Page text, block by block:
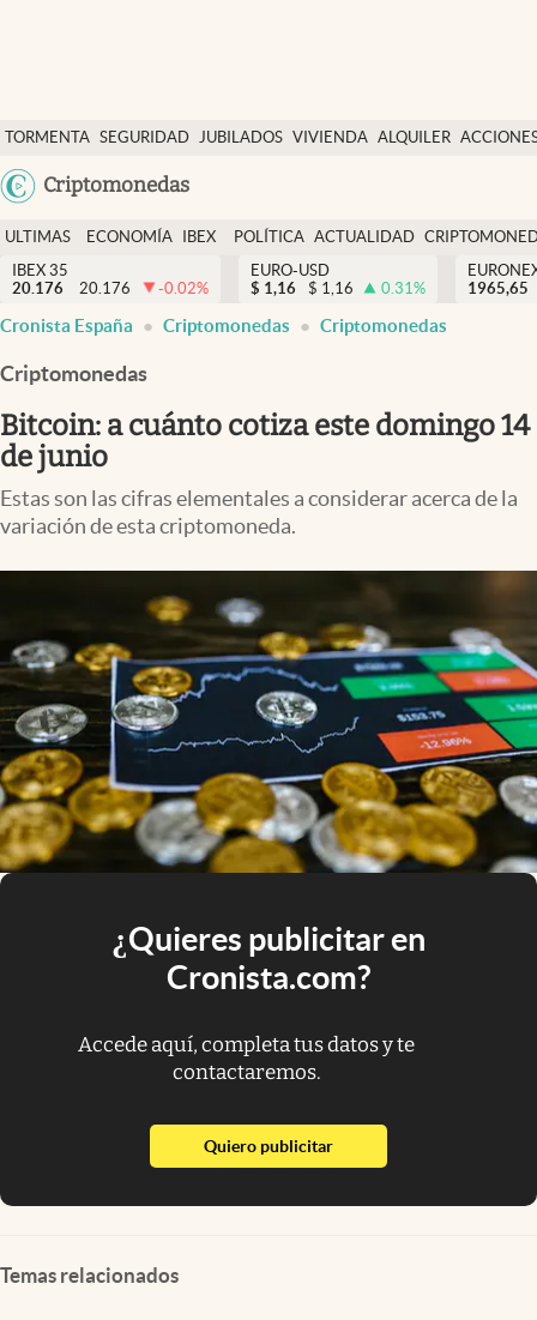
TORMENTA SEGURIDAD JUBILADOS VIVIENDA ALQUILER
USA
Colombia
Criptomonedas
Economía y finanzas
Política
Actualidad
Criptomonedas
España
ULTIMAS
NOTICIAS
ECONOMÍA
FINANZAS
IBEX
EURO
POLÍTICA ACTUALIDAD
IBEX 35
20.176
20.176 -0.02%
EURO-USD
$ 1,16 $ 1,16 0.31%
1965,65
Cronista España Criptomonedas Criptomonedas
Criptomonedas
Bitcoin: a cuánto cotiza este domingo 14
de junio
Estas son las cifras elementales a considerar acerca de la
variación de esta criptomoneda.
¿Quieres publicitar en
Cronista.com?
Accede aquí, completa tus datos y te
contactaremos.
Quiero publicitarabre en nueva pestaña
Temas relacionados